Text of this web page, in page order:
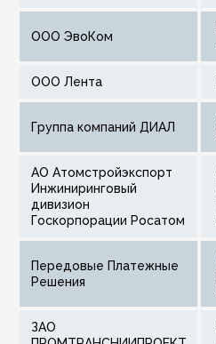
ООО ЭвоКом
ООО Лента
Группа компаний ДИАЛ
АО Атомстройэкспорт
Инжиниринговый
дивизион
Госкорпорации Росатом
Передовые Платежные
Решения
ЗАО